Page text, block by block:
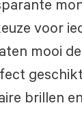
voor
mooi
brillen